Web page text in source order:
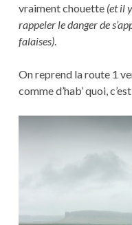
vraiment chouette (et il
rappeler le danger de
falaises).
On reprend la route 1
comme d’hab’ quoi,